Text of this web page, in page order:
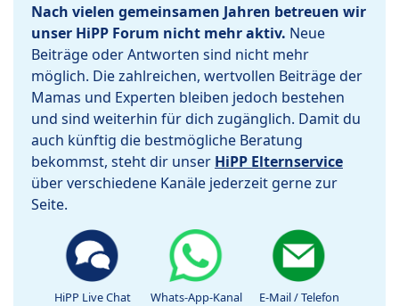
Nach vielen gemeinsamen Jahren betreuen wir
unser HiPP Forum nicht mehr aktiv. Neue
Beiträge oder Antworten sind nicht mehr
möglich. Die zahlreichen, wertvollen Beiträge der
Mamas und Experten bleiben jedoch bestehen
und sind weiterhin für dich zugänglich. Damit du
auch künftig die bestmögliche Beratung
bekommst, steht dir unser HiPP Elternservice
über verschiedene Kanäle jederzeit gerne zur
Seite.
HiPP Live Chat Whats-App-Kanal E-Mail / Telefon